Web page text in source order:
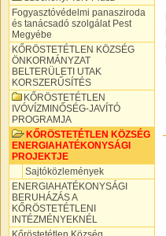
Fogyasztóvédelmi panasziroda
és tanácsadó szolgálat Pest
Megyébe
KŐRÖSTETÉTLEN KÖZSÉG
ÖNKORMÁNYZAT
BELTERÜLETI UTAK
KORSZERŰSÍTÉS
KŐRÖSTETÉTLEN
IVÓVÍZMINŐSÉG-JAVÍTÓ
PROGRAMJA
KŐRÖSTETÉTLEN KÖZSÉG
ENERGIAHATÉKONYSÁGI
PROJEKTJE
Sajtóközlemények
ENERGIAHATÉKONYSÁGI
BERUHÁZÁS A
KŐRÖSTETÉTLENI
INTÉZMÉNYEKNÉL